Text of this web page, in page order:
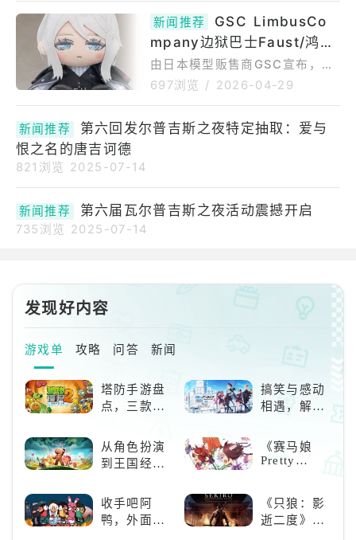
色实装的玩家来说，本次更新值
得重点关注。一、「第九次瓦尔
普吉斯之夜」更新时间第九次瓦
尔普吉斯之夜预计将于7月9日
期间为2026年05月14日〜202
6年06月24日；商品发售日期预
定于2026年10月贩售。◆请叫
我Ishmael。出自《LimbusCo
mpany》，「Ishmael」化身为
脸」・配件：「锤矛」、「盾
新闻推荐
GSC LimbusCo
mpany边狱巴士Faust/鸿璐
玩偶 预定2026年10月贩售
由日本模型贩售商GSC宣布，出
自《LimbusCompany》「Fau
5月27日；商品发售日期预定于2
￥4,400(含税)发售日期2026/1
697浏览 / 2026-04-29
新闻推荐
第六回发尔普吉斯之夜特定抽取：爱与
恨之名的唐吉诃德
821浏览 2025-07-14
新闻推荐 第六届瓦尔普吉斯之夜活动震撼开启
735浏览 2025-07-14
发现好内容
游戏单 攻略 问答 新闻
塔防手游盘
点，三款不
防佳作
搞笑与感动
相遇，解锁
的魅力
从角色扮演
到王国经
游为何能俘
获玩家心？
《赛马娘
Pretty
的竞速之旅
收手吧阿
鸭，外面全
《只狼：影
逝二度》：